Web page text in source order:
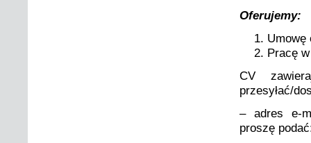
Umowę
Pracę
CV
przesyłać/
– adres e-
proszę